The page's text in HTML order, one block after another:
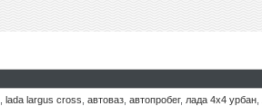
lada largus cross автоваз автопробег, лада 4х4 урбан